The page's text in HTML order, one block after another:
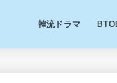
韓流ドラマ